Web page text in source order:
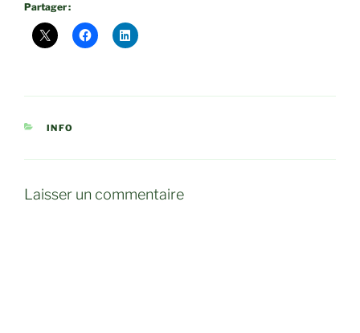
Partager :
CATÉGORIES
INFO
Laisser un commentaire